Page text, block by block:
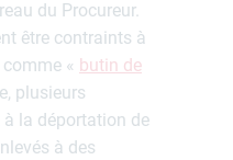
du Procureur.
être contraints à
« butin de
plusieurs
la déportation de
à des